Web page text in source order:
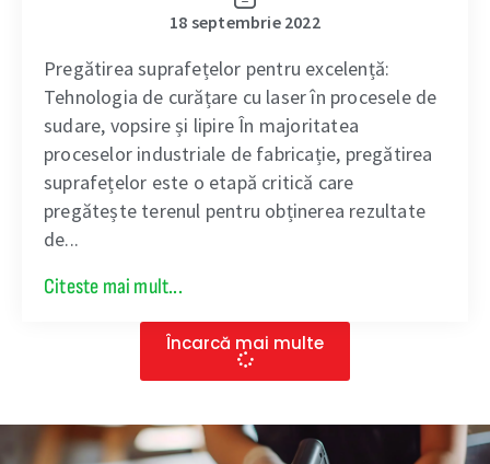
18 septembrie 2022
Pregătirea suprafețelor pentru excelență:
Tehnologia de curățare cu laser în procesele de
sudare, vopsire și lipire În majoritatea
proceselor industriale de fabricație, pregătirea
suprafețelor este o etapă critică care
pregătește terenul pentru obținerea rezultate
de...
Citeste mai mult...
Încarcă mai multe